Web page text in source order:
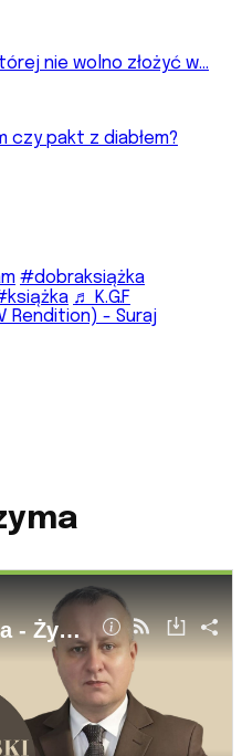
nie wolno złożyć w...
czy pakt z diabłem?
#dobraksiążka
♬ K.G.F
Rendition) - Suraj